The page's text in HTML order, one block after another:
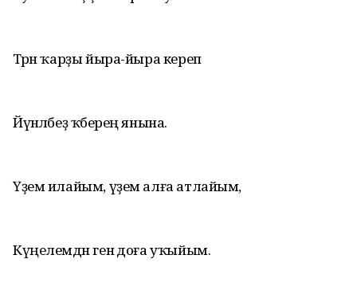
Тәрән ҡарҙы йыра-йыра кереп
Йүнәләбеҙ ҡәберең янына.
Үҙем илайым, үҙем алға атлайым,
Күңелемдән генә доға уҡыйым.